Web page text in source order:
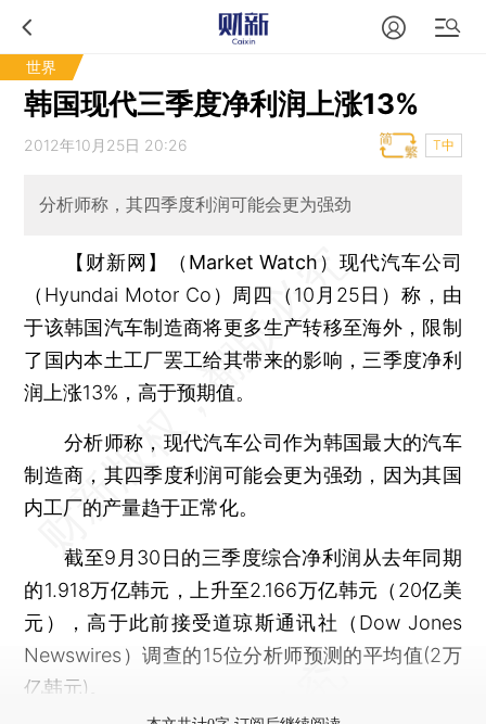
世界
韩国现代三季度净利润上涨13%
2012年10月25日 20:26 T中
分析师称，其四季度利润可能会更为强劲
【财新网】（Market Watch）现代汽车公司
（Hyundai Motor Co）周四（10月25日）称，由
于该韩国汽车制造商将更多生产转移至海外，限制
了国内本土工厂罢工给其带来的影响，三季度净利
润上涨13%，高于预期值。
分析师称，现代汽车公司作为韩国最大的汽车
制造商，其四季度利润可能会更为强劲，因为其国
内工厂的产量趋于正常化。
截至9月30日的三季度综合净利润从去年同期
的1.918万亿韩元，上升至2.166万亿韩元（20亿美
元），高于此前接受道琼斯通讯社（Dow Jones
Newswires）调查的15位分析师预测的平均值(2万
亿韩元)。